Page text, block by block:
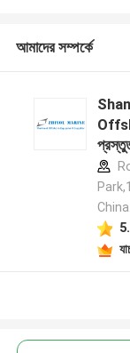
আমাদের সম্পর্কে